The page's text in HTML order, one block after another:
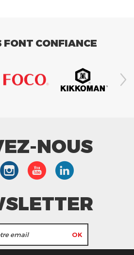
FONT CONFIANCE
NOUS